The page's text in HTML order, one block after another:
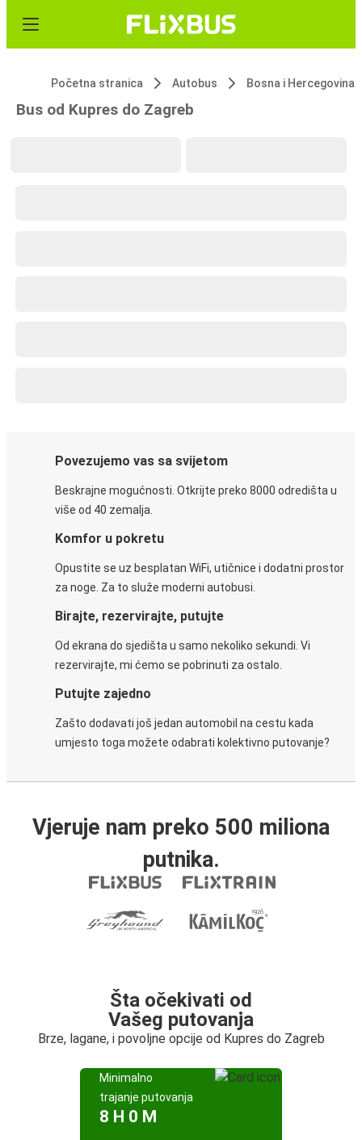
Početna stranica Autobus Bosna i Hercegovina
Bus od Kupres do Zagreb
Povezujemo vas sa svijetom
Beskrajne mogućnosti. Otkrijte preko 8000 odredišta u
više od 40 zemalja.
Komfor u pokretu
Opustite se uz besplatan WiFi, utičnice i dodatni prostor
za noge. Za to služe moderni autobusi.
Birajte, rezervirajte, putujte
Od ekrana do sjedišta u samo nekoliko sekundi. Vi
rezervirajte, mi ćemo se pobrinuti za ostalo.
Putujte zajedno
Zašto dodavati još jedan automobil na cestu kada
umjesto toga možete odabrati kolektivno putovanje?
Vjeruje nam preko 500 miliona
putnika.
Šta očekivati od
Vašeg putovanja
Brze, lagane, i povoljne opcije od Kupres do Zagreb
Minimalno
trajanje putovanja
8 H 0 M